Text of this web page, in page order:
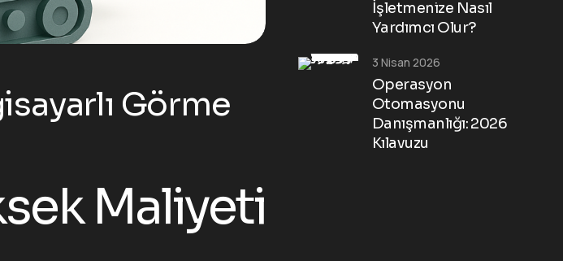
Görme
Maliyeti
İşletmenize Nasıl
Yardımcı Olur?
Operasyon
Otomasyonu
Danışmanlığı: 2026
Kılavuzu
3 Nisan 2026